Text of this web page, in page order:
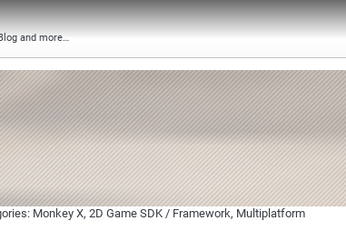
and more…
Monkey X, 2D Game SDK / Framework, Multiplatform